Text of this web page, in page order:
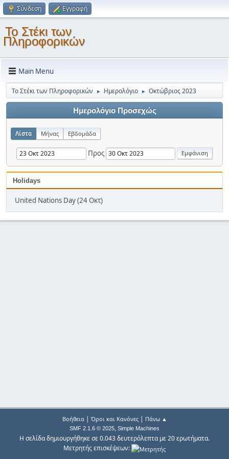
Σύνδεση Εγγραφή
Το Στέκι των
Πληροφορικών
Main Menu
Το Στέκι των Πληροφορικών ► Ημερολόγιο ► Οκτώβριος 2023
Ημερολόγιο Προσεχώς
Λίστα Μήνας Εβδομάδα
Προς
Holidays
United Nations Day (24 Οκτ)
Βοήθεια| Όροι και Κανόνες| Πάνω ▲
SMF 2.1.6 © 2025, Simple Machines
Η σελίδα δημιουργήθηκε σε 0.043 δευτερόλεπτα με 20 ερωτήματα.
Μετρητής επισκέψεων: